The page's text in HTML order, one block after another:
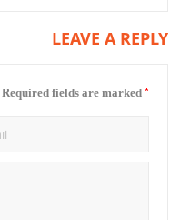
LEAVE A REPLY
Required fields are marked *